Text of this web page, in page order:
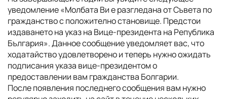
уведомление «Молбата Ви е разгледана от Съвета по
гражданство с положително становище. Предстои
издаването на указ на Вице-президента на Република
България». Данное сообщение уведомляет вас, что
ходатайство удовлетворено и теперь нужно ожидать
подписания указа вице-президентом о
предоставлении вам гражданства Болгарии.
После появления последнего сообщения вам нужно